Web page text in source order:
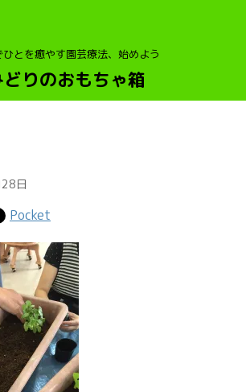
ひとを癒やす園芸療法、始めよう
どりのおもちゃ箱
日
Pocket